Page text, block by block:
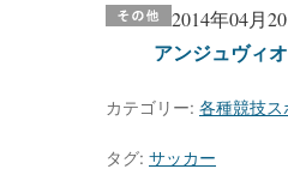
2014年04月
アンジュヴィ
カテゴリー: 各種競技ス
タグ: サッカー